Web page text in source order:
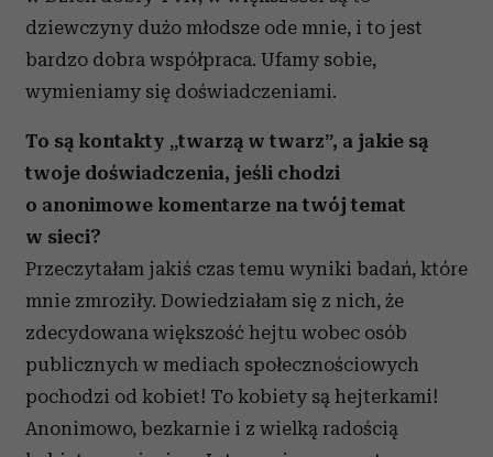
dziewczyny dużo młodsze ode mnie, i to jest
bardzo dobra współpraca. Ufamy sobie,
wymieniamy się doświadczeniami.
To są kontakty „twarzą w twarz”, a jakie są
twoje doświadczenia, jeśli chodzi
o anonimowe komentarze na twój temat
w sieci?
Przeczytałam jakiś czas temu wyniki badań, które
mnie zmroziły. Dowiedziałam się z nich, że
zdecydowana większość hejtu wobec osób
publicznych w mediach społecznościowych
pochodzi od kobiet! To kobiety są hejterkami!
Anonimowo, bezkarnie i z wielką radością